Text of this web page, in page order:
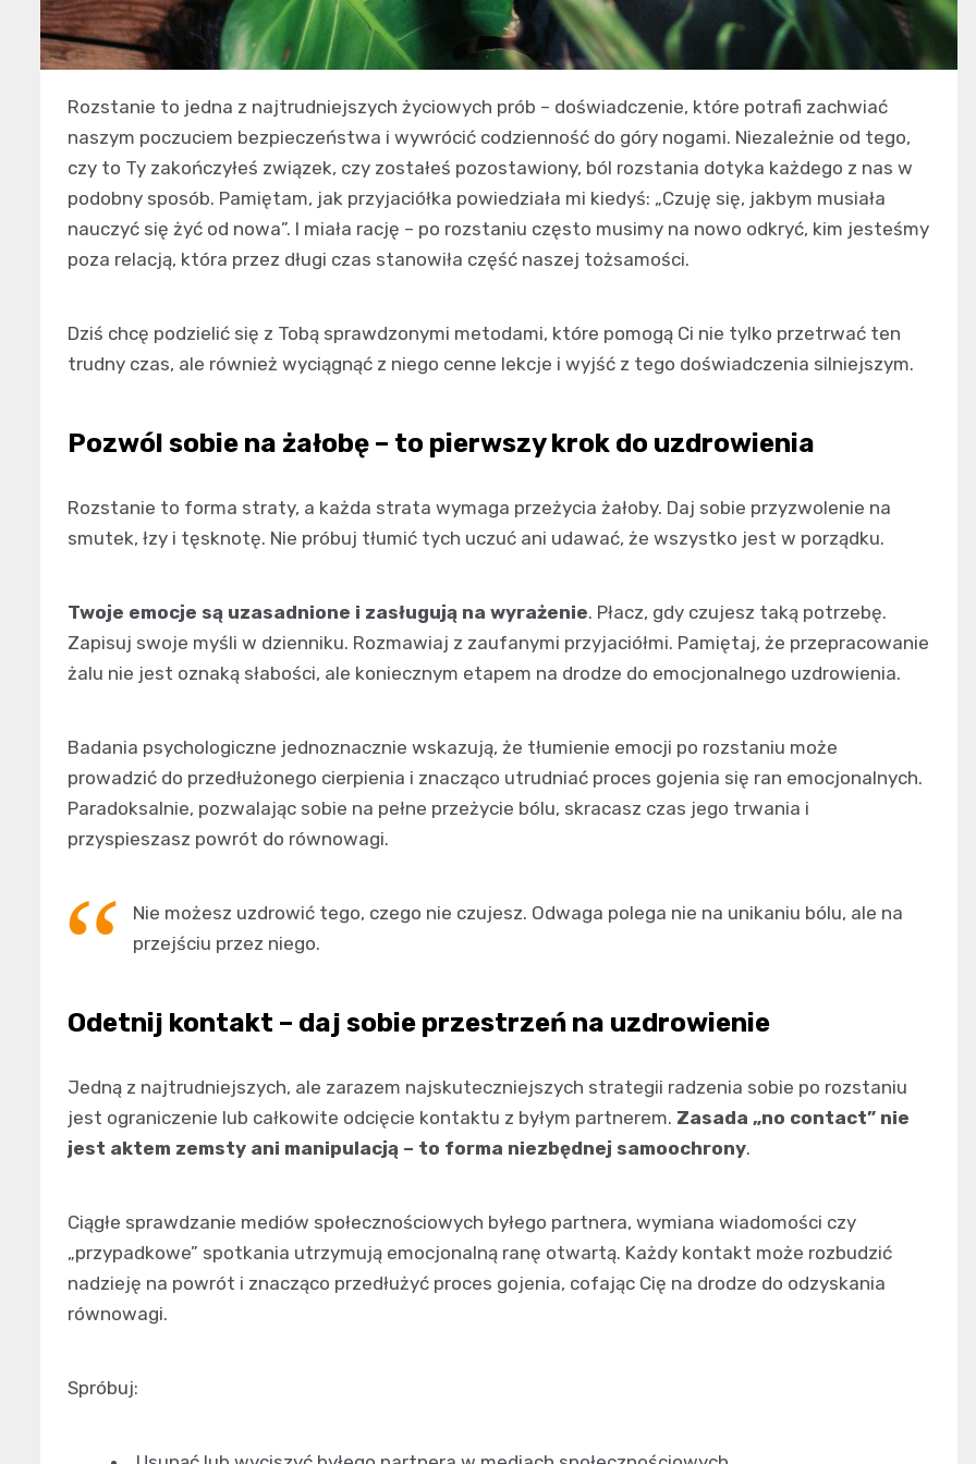
Rozstanie to jedna z najtrudniejszych życiowych prób – doświadczenie, które potrafi zachwiać
naszym poczuciem bezpieczeństwa i wywrócić codzienność do góry nogami. Niezależnie od tego,
czy to Ty zakończyłeś związek, czy zostałeś pozostawiony, ból rozstania dotyka każdego z nas w
podobny sposób. Pamiętam, jak przyjaciółka powiedziała mi kiedyś: „Czuję się, jakbym musiała
nauczyć się żyć od nowa”. I miała rację – po rozstaniu często musimy na nowo odkryć, kim jesteśmy
poza relacją, która przez długi czas stanowiła część naszej tożsamości.
Dziś chcę podzielić się z Tobą sprawdzonymi metodami, które pomogą Ci nie tylko przetrwać ten
trudny czas, ale również wyciągnąć z niego cenne lekcje i wyjść z tego doświadczenia silniejszym.
Pozwól sobie na żałobę – to pierwszy krok do uzdrowienia
Rozstanie to forma straty, a każda strata wymaga przeżycia żałoby. Daj sobie przyzwolenie na
smutek, łzy i tęsknotę. Nie próbuj tłumić tych uczuć ani udawać, że wszystko jest w porządku.
Twoje emocje są uzasadnione i zasługują na wyrażenie. Płacz, gdy czujesz taką potrzebę.
Zapisuj swoje myśli w dzienniku. Rozmawiaj z zaufanymi przyjaciółmi. Pamiętaj, że przepracowanie
żalu nie jest oznaką słabości, ale koniecznym etapem na drodze do emocjonalnego uzdrowienia.
Badania psychologiczne jednoznacznie wskazują, że tłumienie emocji po rozstaniu może
prowadzić do przedłużonego cierpienia i znacząco utrudniać proces gojenia się ran emocjonalnych.
Paradoksalnie, pozwalając sobie na pełne przeżycie bólu, skracasz czas jego trwania i
przyspieszasz powrót do równowagi.
Nie możesz uzdrowić tego, czego nie czujesz. Odwaga polega nie na unikaniu bólu, ale na
przejściu przez niego.
Odetnij kontakt – daj sobie przestrzeń na uzdrowienie
Jedną z najtrudniejszych, ale zarazem najskuteczniejszych strategii radzenia sobie po rozstaniu
jest ograniczenie lub całkowite odcięcie kontaktu z byłym partnerem. Zasada „no contact” nie
jest aktem zemsty ani manipulacją – to forma niezbędnej samoochrony.
Ciągłe sprawdzanie mediów społecznościowych byłego partnera, wymiana wiadomości czy
„przypadkowe” spotkania utrzymują emocjonalną ranę otwartą. Każdy kontakt może rozbudzić
nadzieję na powrót i znacząco przedłużyć proces gojenia, cofając Cię na drodze do odzyskania
równowagi.
Spróbuj: